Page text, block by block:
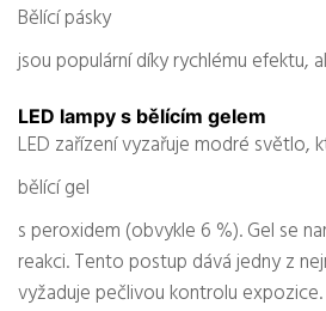
Bělící pásky
jsou populární díky rychlému efektu,
LED lampy s bělícím gelem
LED zařízení vyzařuje modré světlo,
bělící gel
s peroxidem (obvykle 6 %). Gel se
reakci. Tento postup dává jedny z
vyžaduje pečlivou kontrolu expozice.